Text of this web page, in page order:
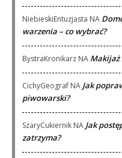
NiebieskiEntuzjasta NA
warzenia – co wybrać?
BystraKronikarz NA Makijaż
CichyGeograf NA Jak
piwowarski?
SzaryCukiernik NA Jak
zatrzyma?